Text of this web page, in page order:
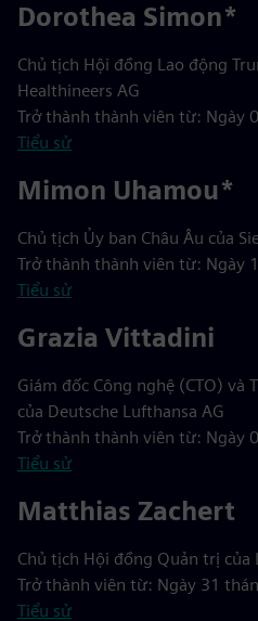
Dorothea Simon*
Chủ tịch Hội đồng Lao động
Healthineers AG
Trở thành thành viên từ: Ngày
Tiểu sử
Mimon Uhamou*
Chủ tịch Ủy ban Châu Âu của
Trở thành thành viên từ: Ngày
Tiểu sử
Grazia Vittadini
Giám đốc Công nghệ (CTO) và
của Deutsche Lufthansa AG
Trở thành thành viên từ: Ngày
Tiểu sử
Matthias Zachert
Chủ tịch Hội đồng Quản trị của
Trở thành viên từ: Ngày 31
Tiểu sử